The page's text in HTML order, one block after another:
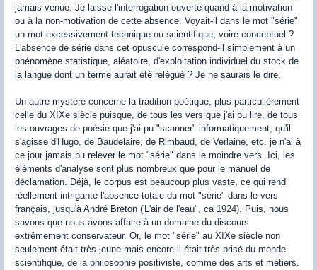
jamais venue. Je laisse l'interrogation ouverte quand à la motivation
ou à la non-motivation de cette absence. Voyait-il dans le mot "série"
un mot excessivement technique ou scientifique, voire conceptuel ?
L'absence de série dans cet opuscule correspond-il simplement à un
phénomène statistique, aléatoire, d'exploitation individuel du stock de
la langue dont un terme aurait été relégué ? Je ne saurais le dire.
Un autre mystère concerne la tradition poétique, plus particulièrement
celle du XIXe siècle puisque, de tous les vers que j'ai pu lire, de tous
les ouvrages de poésie que j'ai pu "scanner" informatiquement, qu'il
s'agisse d'Hugo, de Baudelaire, de Rimbaud, de Verlaine, etc. je n'ai à
ce jour jamais pu relever le mot "série" dans le moindre vers. Ici, les
éléments d'analyse sont plus nombreux que pour le manuel de
déclamation. Déjà, le corpus est beaucoup plus vaste, ce qui rend
réellement intrigante l'absence totale du mot "série" dans le vers
français, jusqu'à André Breton ('L'air de l'eau", ca 1924). Puis, nous
savons que nous avons affaire à un domaine du discours
extrêmement conservateur. Or, le mot "série" au XIXe siècle non
seulement était très jeune mais encore il était très prisé du monde
scientifique, de la philosophie positiviste, comme des arts et métiers.